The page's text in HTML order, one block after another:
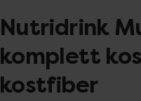
Nutridrink
komplett
kostfiber